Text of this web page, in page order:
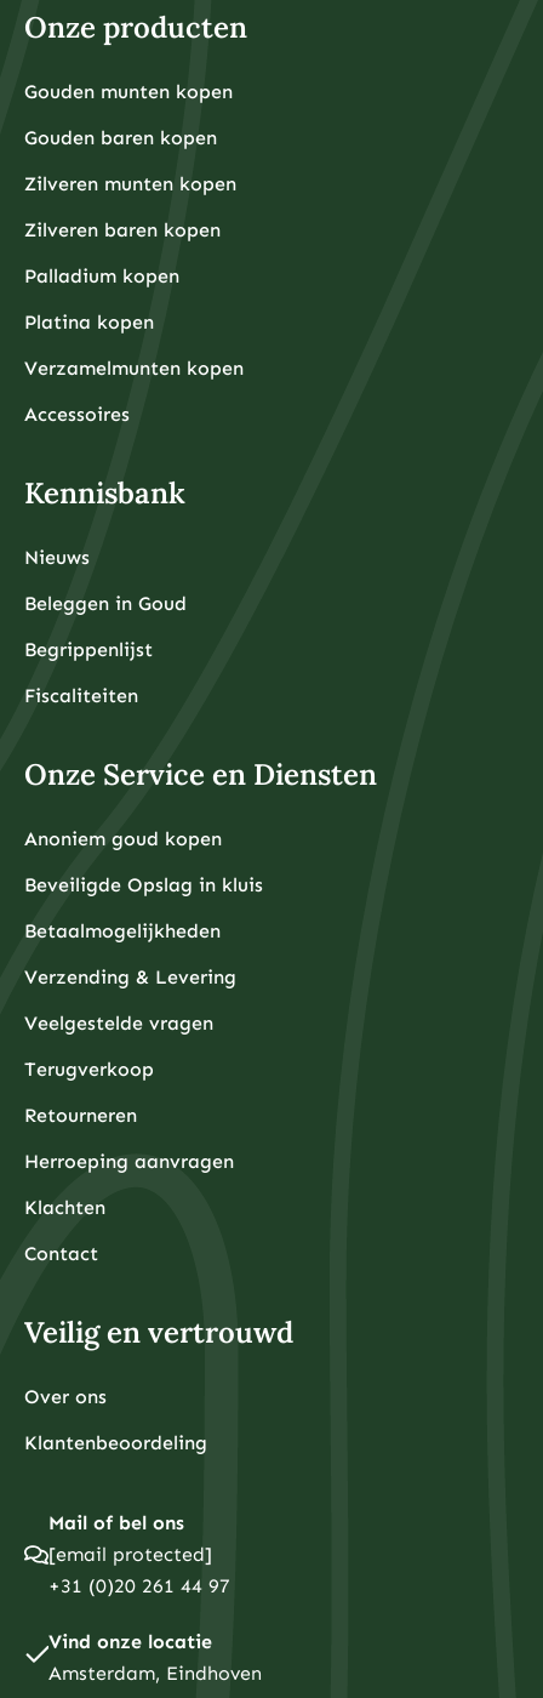
Onze producten
Gouden munten kopen
Gouden baren kopen
Zilveren munten kopen
Zilveren baren kopen
Palladium kopen
Platina kopen
Verzamelmunten kopen
Accessoires
Kennisbank
Nieuws
Beleggen in Goud
Begrippenlijst
Fiscaliteiten
Onze Service en Diensten
Anoniem goud kopen
Beveiligde Opslag in kluis
Betaalmogelijkheden
Verzending & Levering
Veelgestelde vragen
Terugverkoop
Retourneren
Herroeping aanvragen
Klachten
Contact
Veilig en vertrouwd
Over ons
Klantenbeoordeling
Mail of bel ons
[email protected]
+31 (0)20 261 44 97
Vind onze locatie
Amsterdam, Eindhoven